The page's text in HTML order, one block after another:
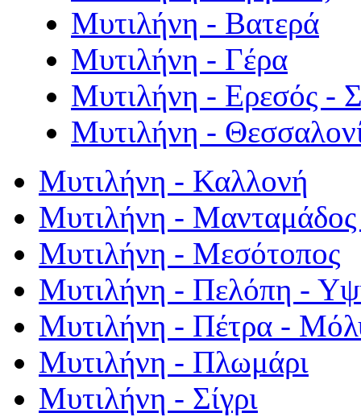
Μυτιλήνη - Βατερά
Μυτιλήνη - Γέρα
Μυτιλήνη - Ερεσός -
Μυτιλήνη -
Μυτιλήνη - Καλλονή
Μυτιλήνη - Μανταμάδος
Μυτιλήνη - Μεσότοπος
Μυτιλήνη - Πελόπη -
Μυτιλήνη - Πέτρα -
Μυτιλήνη - Πλωμάρι
Μυτιλήνη - Σίγρι